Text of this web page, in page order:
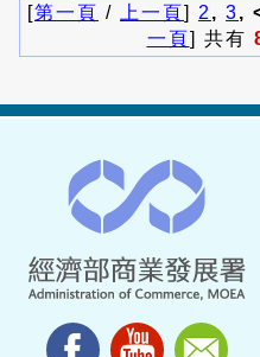
[第一頁 / 上一頁] 2 , 3,
一頁] 共有